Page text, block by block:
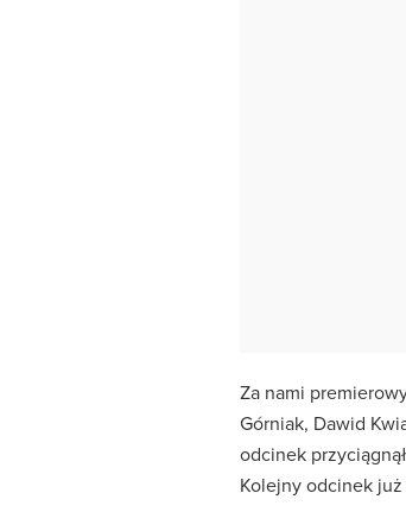
Za nami
Górniak, Dawid
odcinek
Kolejny odcinek